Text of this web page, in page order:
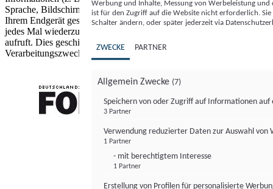
Sprache, Bildschirmgröße, unterstützte Technologien usw.) auf
Ihrem Endgerät gespeichert oder von dort ausgelesen werden, um es
jedes Mal wiederzuerkennen, wenn es eine App oder einer Webseite
aufruft. Dies geschieht für einen oder mehrere der hier aufgeführten
Verarbeitungszwecke.
Werbung und Inhalte, Messung von Werbeleistung
ist für den Zugriff auf die Website nicht erforderlich.
Schalter ändern, oder später jederzeit via
ZWECKE PARTNER
Allgemein Zwecke (7)
Speichern von oder Zugriff auf Informationen auf
3 Partner
Verwendung reduzierter Daten zur Auswahl von
1 Partner
- mit berechtigtem Interesse
1 Partner
Erstellung von Profilen für personalisierte
FONDS professionell